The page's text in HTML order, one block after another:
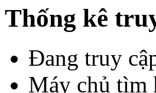
Thống kê
Đang truy
Máy chủ tìm